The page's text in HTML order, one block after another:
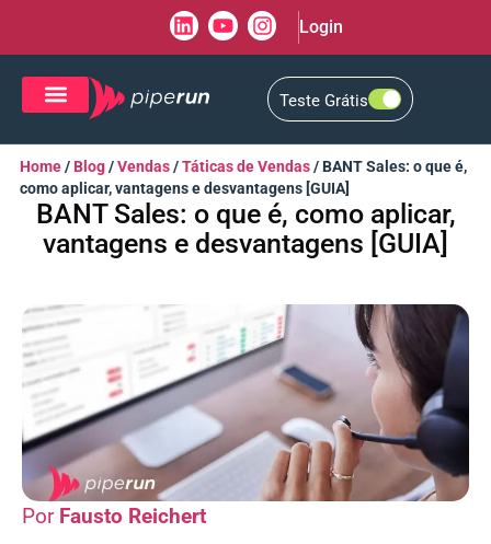
Login
Teste Grátis
Home/ Blog/Vendas/Táticas de Vendas/BANT Sales: o que é,
como aplicar, vantagens e desvantagens [GUIA]
BANT Sales: o que é, como aplicar,
vantagens e desvantagens [GUIA]
Fausto Reichert